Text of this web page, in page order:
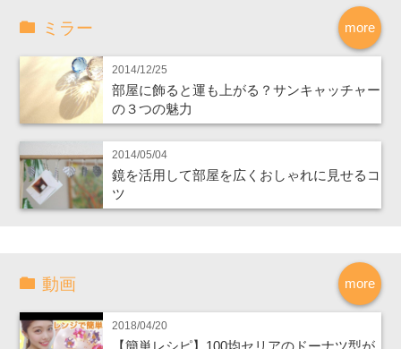
more
ミラー
2014/12/25
部屋に飾ると運も上がる？サンキャッチャー
の３つの魅力
2014/05/04
鏡を活用して部屋を広くおしゃれに見せるコ
ツ
more
動画
2018/04/20
【簡単レシピ】100均セリアのドーナツ型が